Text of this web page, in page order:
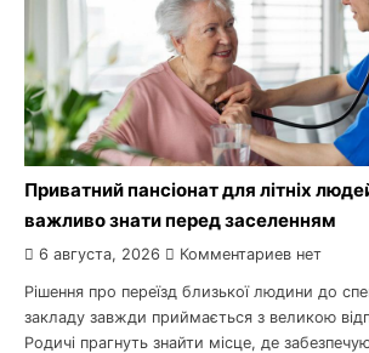
Приватний пансіонат для літніх
важливо знати перед заселенням
6 августа, 2026 Комментариев нет
Рішення про переїзд близької людини до
закладу завжди приймається з великою
Родичі прагнуть знайти місце, де